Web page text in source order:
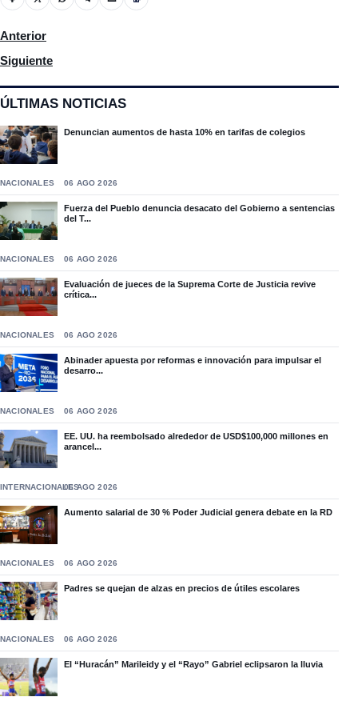
ÚLTIMAS NOTICIAS
Denuncian aumentos de hasta 10% en tarifas de colegios
NACIONALES 06 AGO 2026
Fuerza del Pueblo denuncia desacato del Gobierno a sentencias
del T...
NACIONALES 06 AGO 2026
Evaluación de jueces de la Suprema Corte de Justicia revive
crítica...
NACIONALES 06 AGO 2026
Abinader apuesta por reformas e innovación para impulsar el
desarro...
NACIONALES 06 AGO 2026
EE. UU. ha reembolsado alrededor de USD$100,000 millones en
arancel...
INTERNACIONALES06 AGO 2026
Aumento salarial de 30 % Poder Judicial genera debate en la RD
NACIONALES 06 AGO 2026
Padres se quejan de alzas en precios de útiles escolares
NACIONALES 06 AGO 2026
El “Huracán” Marileidy y el “Rayo” Gabriel eclipsaron la lluvia
Artículo anterior: Defensa de Ángel Rondón continúa hoy
Anterior
Artículo siguiente: Plantean que exista un solo seguro de salud
Siguiente